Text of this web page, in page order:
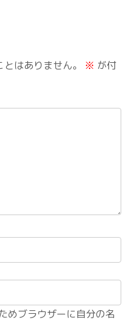
はありません。 ※ が付
めブラウザーに自分の名